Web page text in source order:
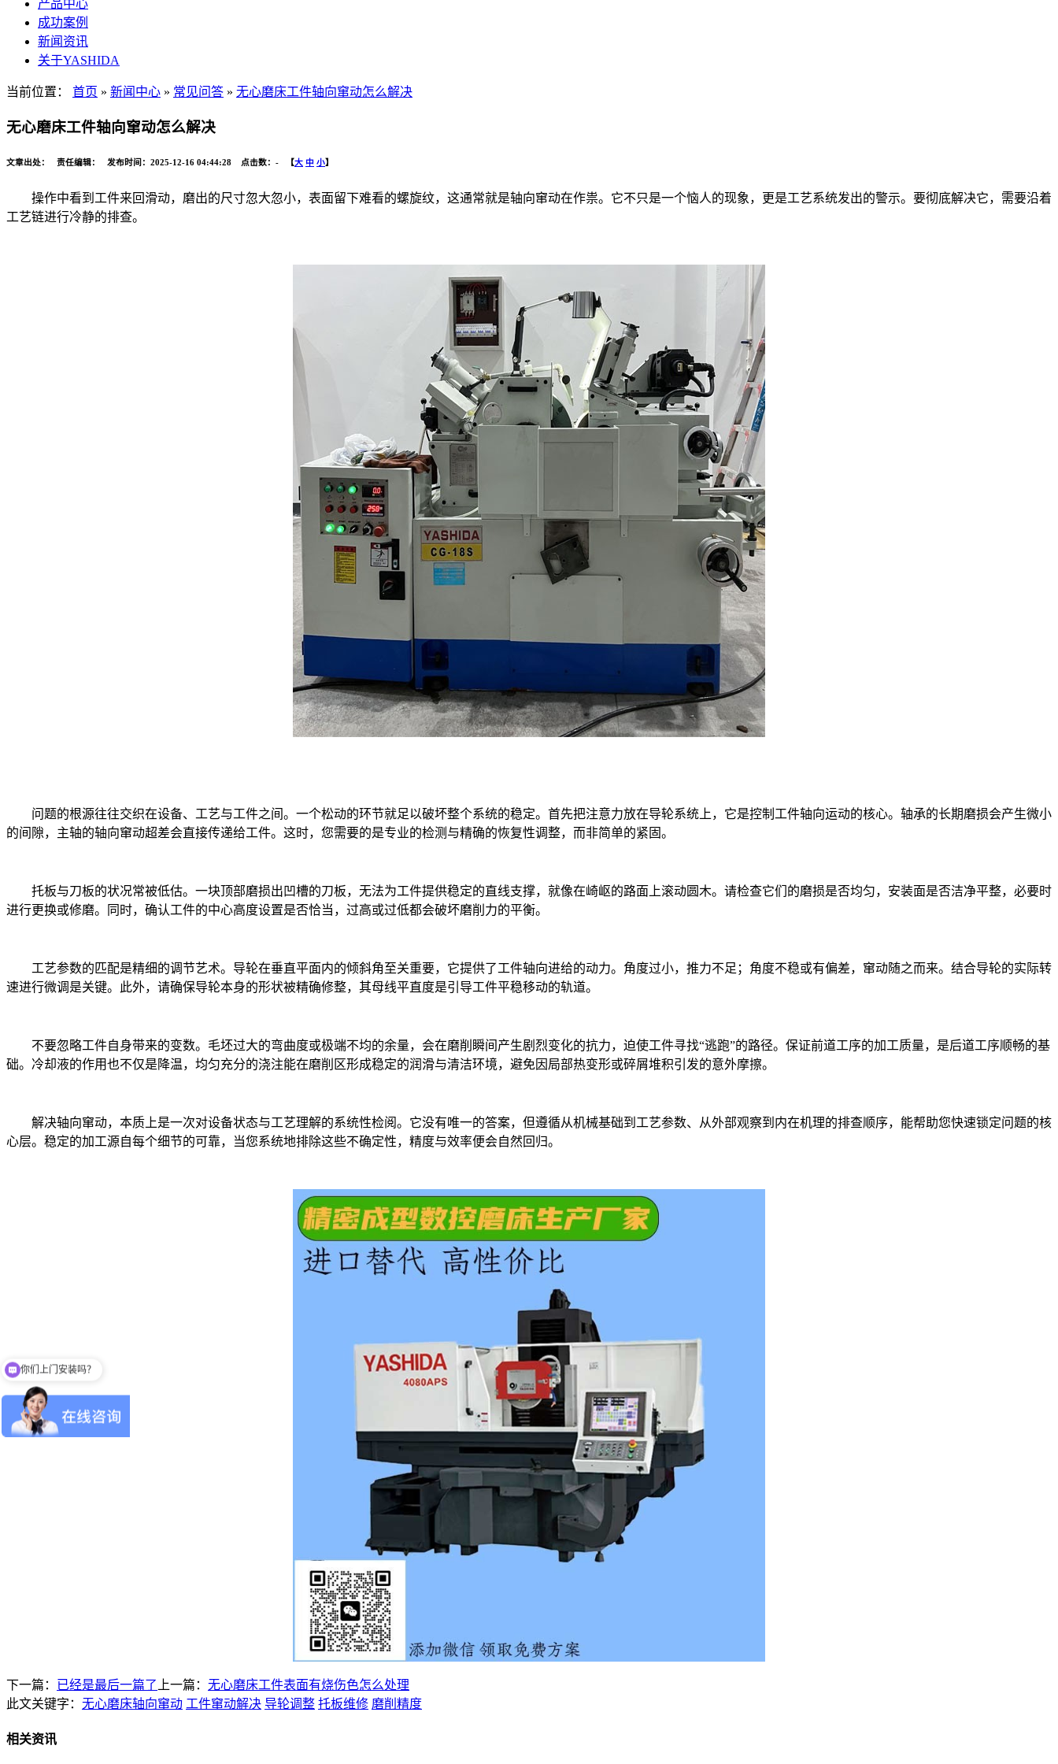
产品中心
成功案例
新闻资讯
关于YASHIDA
当前位置： 首页 » 新闻中心 » 常见问答 » 无心磨床工件轴向窜动怎么解决
无心磨床工件轴向窜动怎么解决
文章出处： 责任编辑： 发布时间：2025-12-16 04:44:28 点击数： - 【大 中 小】
操作中看到工件来回滑动，磨出的尺寸忽大忽小，表面留下难看的螺旋纹，这通常就是轴向窜动在作祟。它不只是一个恼人的现象，更是工艺系统发出的警示。要彻底解决它，需要沿着
工艺链进行冷静的排查。
问题的根源往往交织在设备、工艺与工件之间。一个松动的环节就足以破坏整个系统的稳定。首先把注意力放在导轮系统上，它是控制工件轴向运动的核心。轴承的长期磨损会产生微小
的间隙，主轴的轴向窜动超差会直接传递给工件。这时，您需要的是专业的检测与精确的恢复性调整，而非简单的紧固。
托板与刀板的状况常被低估。一块顶部磨损出凹槽的刀板，无法为工件提供稳定的直线支撑，就像在崎岖的路面上滚动圆木。请检查它们的磨损是否均匀，安装面是否洁净平整，必要时
进行更换或修磨。同时，确认工件的中心高度设置是否恰当，过高或过低都会破坏磨削力的平衡。
工艺参数的匹配是精细的调节艺术。导轮在垂直平面内的倾斜角至关重要，它提供了工件轴向进给的动力。角度过小，推力不足；角度不稳或有偏差，窜动随之而来。结合导轮的实际转
速进行微调是关键。此外，请确保导轮本身的形状被精确修整，其母线平直度是引导工件平稳移动的轨道。
不要忽略工件自身带来的变数。毛坯过大的弯曲度或极端不均的余量，会在磨削瞬间产生剧烈变化的抗力，迫使工件寻找“逃跑”的路径。保证前道工序的加工质量，是后道工序顺畅的基
础。冷却液的作用也不仅是降温，均匀充分的浇注能在磨削区形成稳定的润滑与清洁环境，避免因局部热变形或碎屑堆积引发的意外摩擦。
解决轴向窜动，本质上是一次对设备状态与工艺理解的系统性检阅。它没有唯一的答案，但遵循从机械基础到工艺参数、从外部观察到内在机理的排查顺序，能帮助您快速锁定问题的核
心层。稳定的加工源自每个细节的可靠，当您系统地排除这些不确定性，精度与效率便会自然回归。
下一篇： 已经是最后一篇了 上一篇： 无心磨床工件表面有烧伤色怎么处理
此文关键字： 无心磨床轴向窜动 工件窜动解决 导轮调整 托板维修 磨削精度
相关资讯
你们是生产厂家吗？